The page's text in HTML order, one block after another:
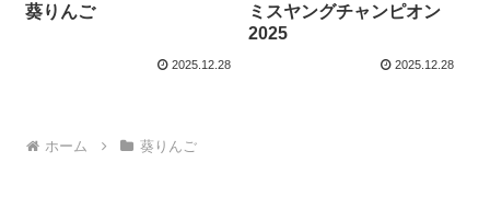
葵りんご
2025.12.28
ミスヤングチャンピオン
2025
2025.12.28
ホーム 葵りんご